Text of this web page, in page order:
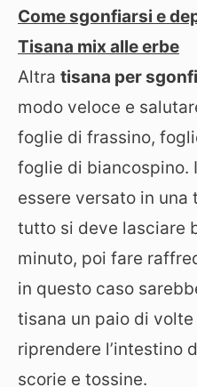
Come sgonfiarsi e
Tisana mix alle erbe
Altra tisana per
modo veloce e
foglie di frassino,
foglie di biancospino.
essere versato in una
tutto si deve lasciare
minuto, poi fare
in questo caso
tisana un paio di
riprendere l’intestino
scorie e tossine.